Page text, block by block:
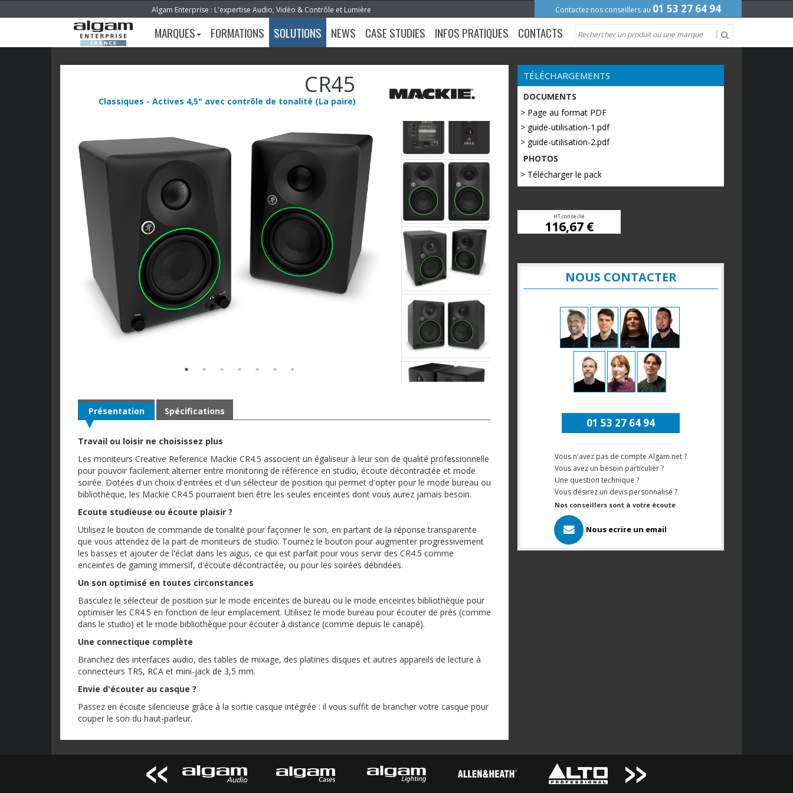
Algam Enterprise : L'expertise Audio, Vidéo & Contrôle et Lumière Contactez nos conseillers au 01 53 27 64 94
MARQUES FORMATIONS SOLUTIONS NEWS CASE STUDIES INFOS PRATIQUES CONTACTS
CR45
Classiques - Actives 4,5" avec contrôle de tonalité (La paire)
Présentation
Travail ou loisir ne choisissez plus
Les moniteurs Creative Reference Mackie CR4.5 associent un égaliseur à leur son de qualité professionnelle
pour pouvoir facilement alterner entre monitoring de référence en studio, écoute décontractée et mode
soirée. Dotées d'un choix d'entrées et d'un sélecteur de position qui permet d'opter pour le mode bureau ou
bibliothèque, les Mackie CR4.5 pourraient bien être les seules enceintes dont vous aurez jamais besoin.
Ecoute studieuse ou écoute plaisir ?
Utilisez le bouton de commande de tonalité pour façonner le son, en partant de la réponse transparente
que vous attendez de la part de moniteurs de studio. Tournez le bouton pour augmenter progressivement
les basses et ajouter de l'éclat dans les aigus, ce qui est parfait pour vous servir des CR4.5 comme
enceintes de gaming immersif, d'écoute décontractée, ou pour les soirées débridées.
Un son optimisé en toutes circonstances
Basculez le sélecteur de position sur le mode enceintes de bureau ou le mode enceintes bibliothèque pour
optimiser les CR4.5 en fonction de leur emplacement. Utilisez le mode bureau pour écouter de près (comme
dans le studio) et le mode bibliothèque pour écouter à distance (comme depuis le canapé).
Une connectique complète
Branchez des interfaces audio, des tables de mixage, des platines disques et autres appareils de lecture à
connecteurs TRS, RCA et mini-jack de 3,5 mm.
Envie d'écouter au casque ?
Passez en écoute silencieuse grâce à la sortie casque intégrée : il vous suffit de brancher votre casque pour
couper le son du haut-parleur.
Spécifications
TÉLÉCHARGEMENTS
DOCUMENTS
> Page au format PDF
> guide-utilisation-1.pdf
> guide-utilisation-2.pdf
PHOTOS
> Télécharger le pack
HT conseillé
116,67 €
NOUS CONTACTER
01 53 27 64 94
Vous n'avez pas de compte Algam.net ?
Vous avez un besoin particulier ?
Une question technique ?
Vous désirez un devis personnalisé ?
Nos conseillers sont à votre écoute
Nous ecrire un email